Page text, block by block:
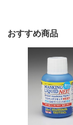
おすすめ商品